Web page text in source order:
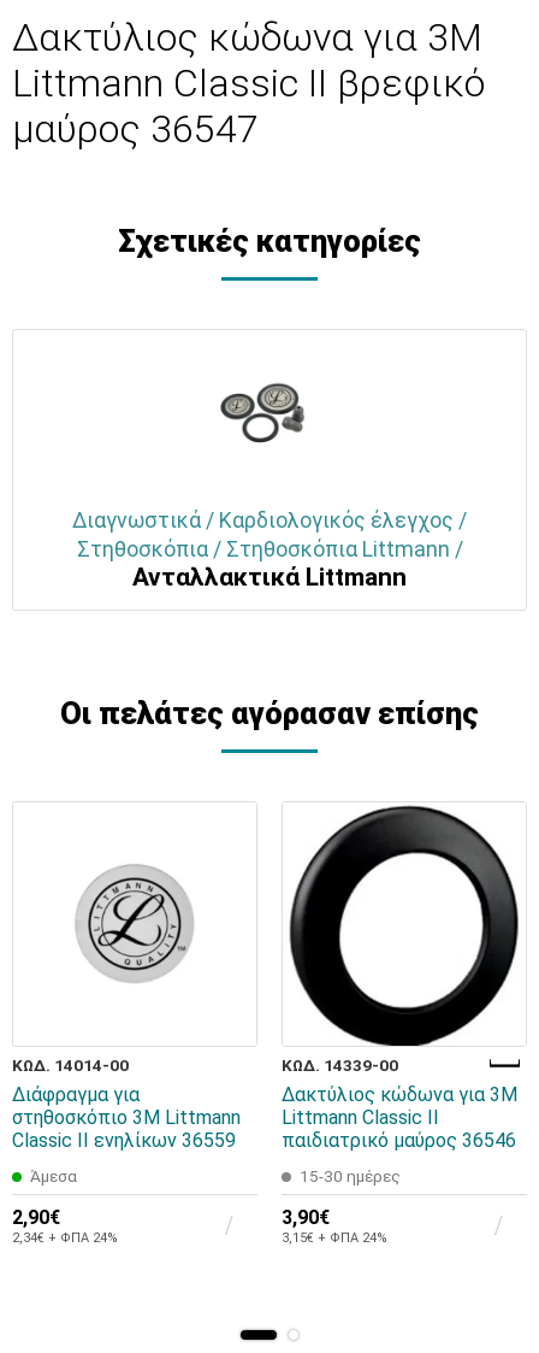
Δακτύλιος κώδωνα για 3Μ
Littmann Classic II βρεφικό
μαύρος 36547
Σχετικές κατηγορίες
Διαγνωστικά / Καρδιολογικός έλεγχος /
Στηθοσκόπια / Στηθοσκόπια Littmann /
Ανταλλακτικά Littmann
Οι πελάτες αγόρασαν επίσης
ΚΩΔ. 14014-00
Διάφραγμα για
στηθοσκόπιο 3Μ Littmann
Classic II ενηλίκων 36559
Άμεσα
2,90€
2,34€ + ΦΠΑ 24%
ΚΩΔ. 14339-00
Δακτύλιος κώδωνα για 3Μ
Littmann Classic II
παιδιατρικό μαύρος 36546
15-30 ημέρες
3,90€
3,15€ + ΦΠΑ 24%